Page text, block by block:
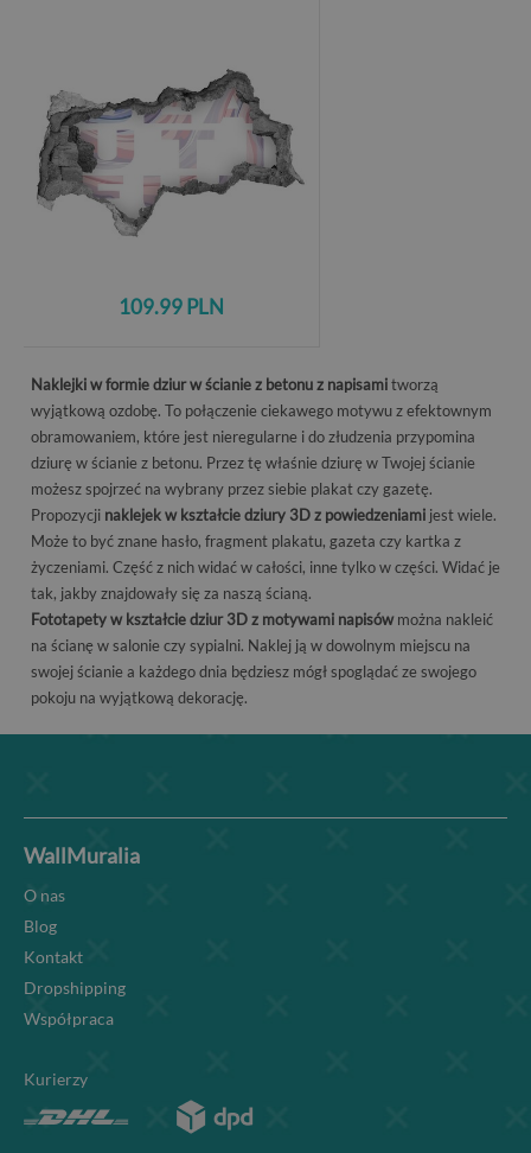
109.99 PLN
Naklejki w formie dziur w ścianie z betonu z napisamitworzą
wyjątkową ozdobę. To połączenie ciekawego motywu z efektownym
obramowaniem, które jest nieregularne i do złudzenia przypomina
dziurę w ścianie z betonu. Przez tę właśnie dziurę w Twojej ścianie
możesz spojrzeć na wybrany przez siebie plakat czy gazetę.
Propozycji naklejek w kształcie dziury 3D z powiedzeniami jest wiele.
Może to być znane hasło, fragment plakatu, gazeta czy kartka z
życzeniami. Część z nich widać w całości, inne tylko w części. Widać je
tak, jakby znajdowały się za naszą ścianą.
Fototapety w kształcie dziur 3D z motywami napisów można nakleić
na ścianę w salonie czy sypialni. Naklej ją w dowolnym miejscu na
swojej ścianie a każdego dnia będziesz mógł spoglądać ze swojego
pokoju na wyjątkową dekorację.
WallMuralia
O nas
Blog
Kontakt
Dropshipping
Współpraca
Kurierzy